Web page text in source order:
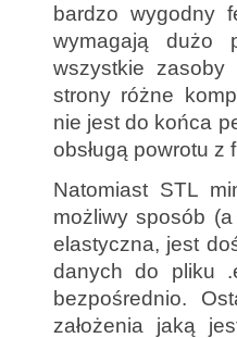
bardzo wygodny
wymagają dużo
wszystkie
strony różne
nie jest do końca
obsługą powrotu z
Natomiast STL
możliwy sposób
elastyczna, jest
danych do pliku
bezpośrednio.
założenia jaką